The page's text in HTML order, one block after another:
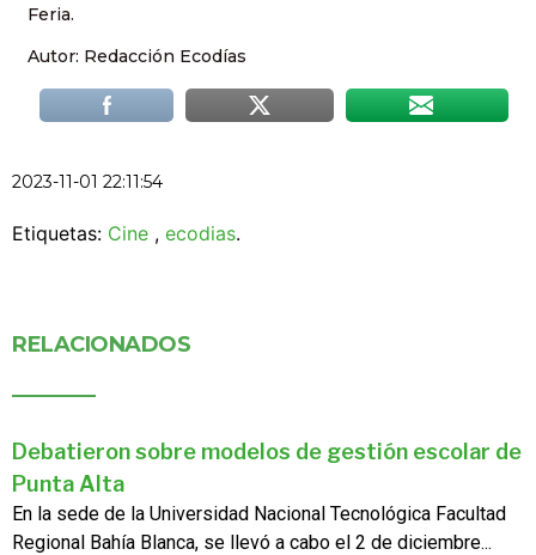
Feria.
Autor: Redacción Ecodías
2023-11-01 22:11:54
Etiquetas: Cine , ecodias.
RELACIONADOS
Debatieron sobre modelos de gestión escolar de
Punta Alta
En la sede de la Universidad Nacional Tecnológica Facultad
Regional Bahía Blanca, se llevó a cabo el 2 de diciembre...